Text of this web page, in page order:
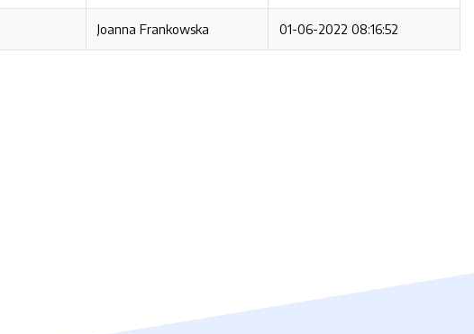
Joanna Frankowska 01-06-2022 08:16:52